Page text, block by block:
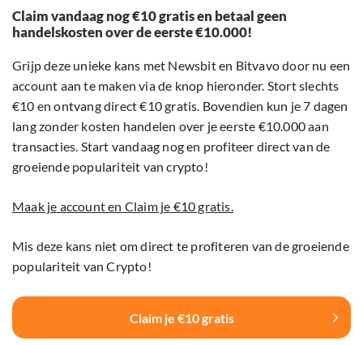
Claim vandaag nog €10 gratis en betaal geen
handelskosten over de eerste €10.000!
Grijp deze unieke kans met Newsbit en Bitvavo door nu een
account aan te maken via de knop hieronder. Stort slechts
€10 en ontvang direct €10 gratis. Bovendien kun je 7 dagen
lang zonder kosten handelen over je eerste €10.000 aan
transacties. Start vandaag nog en profiteer direct van de
groeiende populariteit van crypto!
Maak je account en Claim je €10 gratis.
Mis deze kans niet om direct te profiteren van de groeiende
populariteit van Crypto!
Claim je €10 gratis